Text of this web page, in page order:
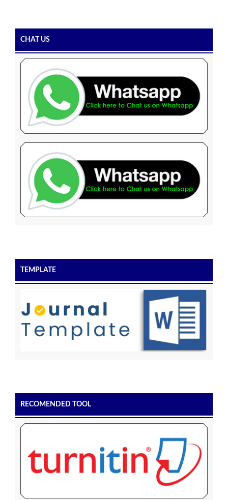
CHAT US
TEMPLATE
RECOMENDED TOOL